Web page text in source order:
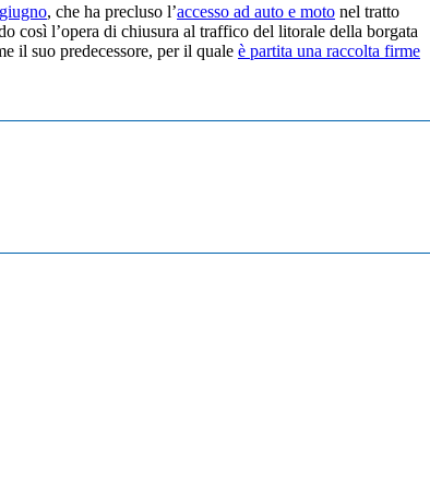
, che ha precluso l’accesso ad auto e moto nel tratto
così l’opera di chiusura al traffico del litorale della borgata
il suo predecessore, per il quale è partita una raccolta firme